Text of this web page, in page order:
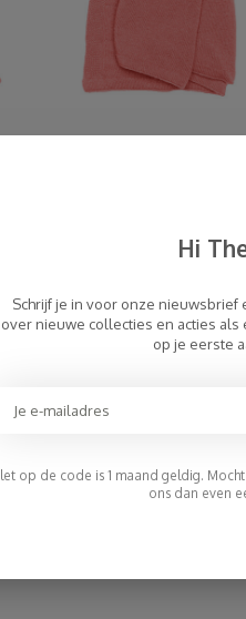
Hi
Schrijf je in voor onze nieuwsbrief
over nieuwe collecties en acties als
op je eerste
let op de code is 1 maand geldig.
ons dan even